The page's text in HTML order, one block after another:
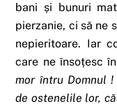
bani și bunuri
pierzanie, ci să ne
nepieritoare. Iar
care ne însoțesc
mor întru Domnul !
de ostenelile lor,